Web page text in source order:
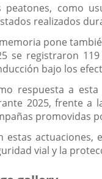
peatones, como
realizados
pone
se registraron
bajo los
respuesta a
2025, frente a
promovidas
estas actuaciones,
vial y la